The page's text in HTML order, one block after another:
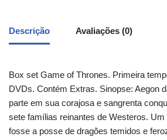
Descrição Avaliações (0)
Box set Game of Thrones. Primeira
DVDs. Contém Extras. Sinopse: Aegon
parte em sua corajosa e sangrenta
sete famílias reinantes de Westeros.
fosse a posse de dragões temidos e